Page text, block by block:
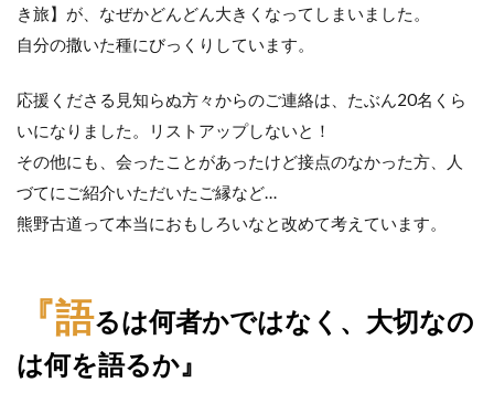
く、
なの
を語
か』
3
生
い
経
歴
4
熊
き旅】が、なぜかどんどん大きくなってしまいました。
自分の撒いた種にびっくりしています。
応援くださる見知らぬ方々からのご連絡は、たぶん20名くら
いになりました。リストアップしないと！
その他にも、会ったことがあったけど接点のなかった方、人
づてにご紹介いただいたご縁など…
熊野古道って本当におもしろいなと改めて考えています。
『語るは何者かではなく、大切なの
は何を語るか』